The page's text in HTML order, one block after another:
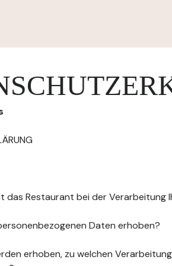
das Restaurant bei der
Daten erhoben?
erhoben, zu welchen